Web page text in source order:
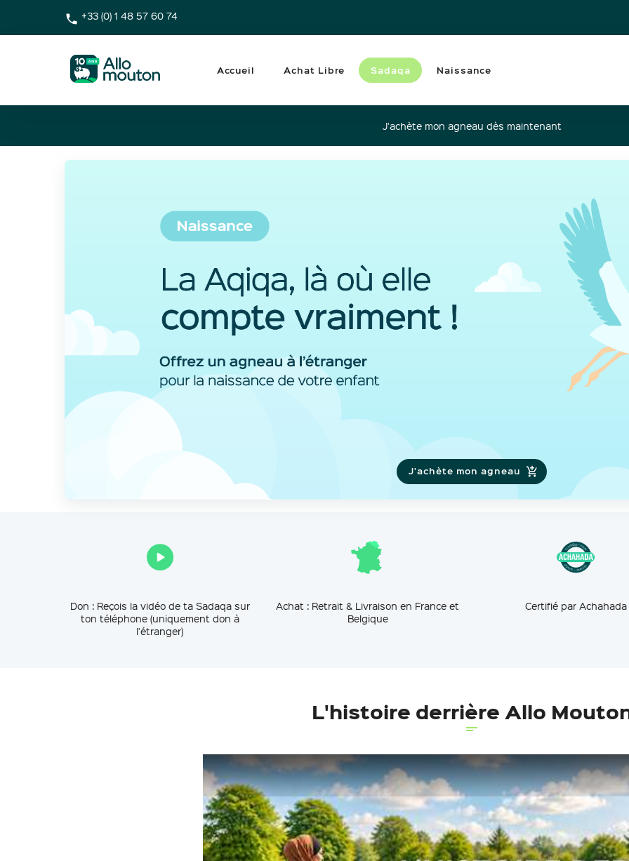
+33 (0) 1 48 57 60 74
Accueil Achat Libre Sadaqa Naissance
J'achète mon agneau dès maintenant
J'achète mon agneau
Don : Reçois la vidéo de ta Sadaqa sur
ton téléphone (uniquement don à
l'étranger)
Achat : Retrait & Livraison en France et
Belgique
Certifié par Achahada
L'histoire derrière Allo